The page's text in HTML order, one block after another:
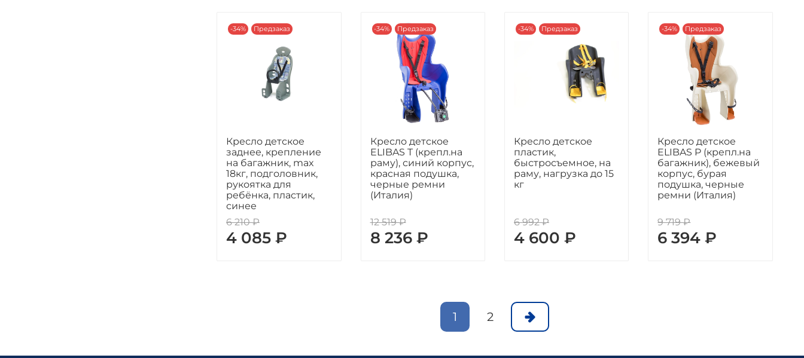
-34% Предзаказ
Кресло детское
заднее, крепление
на багажник, max
18кг, подголовник,
рукоятка для
ребёнка, пластик,
синее
6 210 ₽
4 085 ₽
-34% Предзаказ
Кресло детское
ELIBAS T (крепл.на
раму), синий корпус,
красная подушка,
черные ремни
(Италия)
12 519 ₽
8 236 ₽
-34% Предзаказ
Кресло детское
пластик,
быстросъемное, на
раму, нагрузка до 15
кг
6 992 ₽
4 600 ₽
-34% Предзаказ
Кресло детское
ELIBAS P (крепл.на
багажник), бежевый
корпус, бурая
подушка, черные
ремни (Италия)
9 719 ₽
6 394 ₽
1 2